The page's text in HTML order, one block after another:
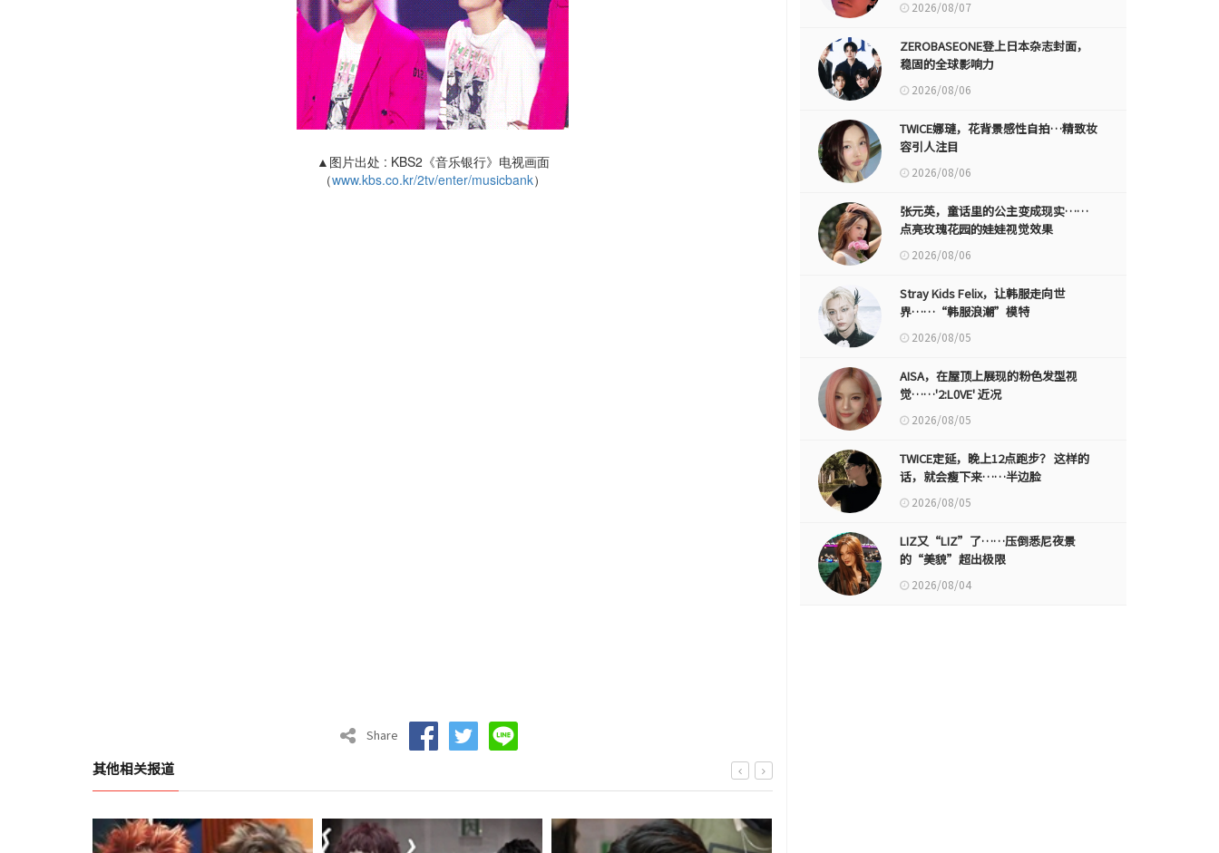
▲图片出处 : KBS2《音乐银行》电视画面
（www.kbs.co.kr/2tv/enter/musicbank）
Share
其他相关报道
2026/08/07
ZEROBASEONE登上日本杂志封面，
稳固的全球影响力
2026/08/06
TWICE娜璉，花背景感性自拍…精致妆
容引人注目
2026/08/06
张元英，童话里的公主变成现实……
点亮玫瑰花园的娃娃视觉效果
2026/08/06
Stray Kids Felix，让韩服走向世
界……“韩服浪潮”模特
2026/08/05
AISA，在屋顶上展现的粉色发型视
觉……'2:L0VE' 近况
2026/08/05
TWICE定延，晚上12点跑步？ 这样的
话，就会瘦下来……半边脸
2026/08/05
LIZ又“LIZ”了……压倒悉尼夜景
的“美貌”超出极限
2026/08/04